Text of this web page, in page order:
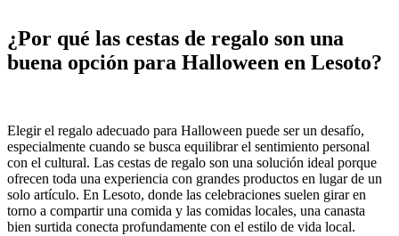
¿Por qué las cestas de regalo son una
buena opción para Halloween en Lesoto?
Elegir el regalo adecuado para Halloween puede ser un desafío,
especialmente cuando se busca equilibrar el sentimiento personal
con el cultural. Las cestas de regalo son una solución ideal porque
ofrecen toda una experiencia con grandes productos en lugar de un
solo artículo. En Lesoto, donde las celebraciones suelen girar en
torno a compartir una comida y las comidas locales, una canasta
bien surtida conecta profundamente con el estilo de vida local.